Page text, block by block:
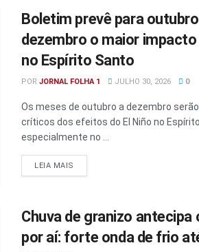
Boletim prevê para
dezembro o maior impacto
no Espírito Santo
POR JORNAL FOLHA 1 JULHO 30, 2026 0
Os meses de outubro a dezembro
críticos dos efeitos do El Niño no
especialmente no ...
LEIA MAIS
Chuva de granizo antecipa
por aí: forte onda de frio